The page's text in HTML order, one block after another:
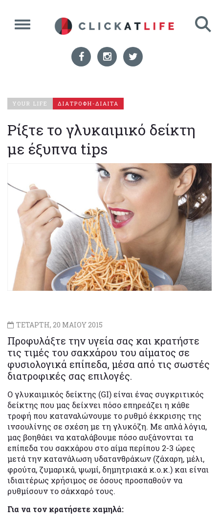
YOUR LIFE ΔΙΑΤΡΟΦΗ-ΔΙΑΙΤΑ
Ρίξτε το γλυκαιμικό δείκτη
με έξυπνα tips
ΤΕΤΑΡΤΗ, 20 ΜΑΙΟΥ 2015
Προφυλάξτε την υγεία σας και κρατήστε
τις τιμές του σακχάρου του αίματος σε
φυσιολογικά επίπεδα, μέσα από τις σωστές
διατροφικές σας επιλογές.
Ο γλυκαιμικός δείκτης (GI) είναι ένας συγκριτικός
δείκτης που μας δείχνει πόσο επηρεάζει η κάθε
τροφή που καταναλώνουμε το ρυθμό έκκρισης της
ινσουλίνης σε σχέση με τη γλυκόζη. Με απλά λόγια,
μας βοηθάει να καταλάβουμε πόσο αυξάνονται τα
επίπεδα του σακχάρου στο αίμα περίπου 2-3 ώρες
μετά την κατανάλωση υδατανθράκων (ζάχαρη, μέλι,
φρούτα, ζυμαρικά, ψωμί, δημητριακά κ.ο.κ.) και είναι
ιδιαιτέρως χρήσιμος σε όσους προσπαθούν να
ρυθμίσουν το σάκχαρό τους.
Για να τον κρατήσετε χαμηλά: